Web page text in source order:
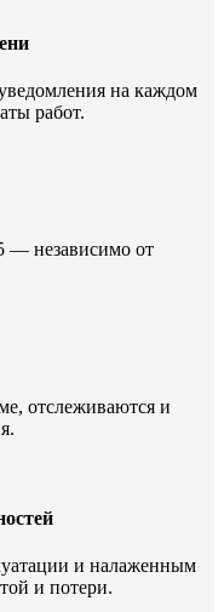
на каждом
работ.
— независимо от
отслеживаются и
и налаженным
и потери.